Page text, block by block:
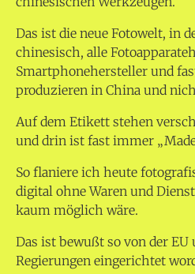
Das ist die neue Fotowelt, in
chinesisch, alle
Smartphonehersteller und
produzieren in China und
Auf dem Etikett stehen
und drin ist fast immer
So flaniere ich heute
digital ohne Waren und
kaum möglich wäre.
Das ist bewußt so von der EU
Regierungen eingerichtet